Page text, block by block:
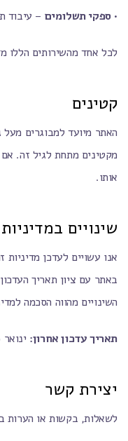
• ספקי תשלומים – עיבוד
לכל אחד מהשירותים הללו
קטינים
מקטינים מתחת לגיל זה.
אותו.
שינויים
אנו עשויים לעדכן מדיניות
באתר עם ציון תאריך
השינויים מהווה הסכמה
תאריך עדכון אחרון: ינואר 2026
יצירת קשר
לשאלות, בקשות או הערות